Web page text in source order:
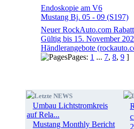
Endoskopie am V6
Mustang Bj. 05 - 09 (S197)
Neuer RockAuto.com
Gültig bis 15. November
Händlerangebote
Pages: 1 ... 7, 8, 9 ]
Letzte NEWS
Umbau Lichtstromkreis
auf Rela...
Mustang Monthly Bericht